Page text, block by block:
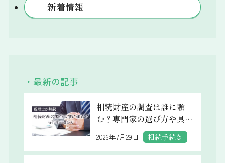
新着情報
・最新の記事
相続財産の調査は誰に頼
む？専門家の選び方や具
体的なケースもわかりや
すく解説
2026年7月29日 相続手続き